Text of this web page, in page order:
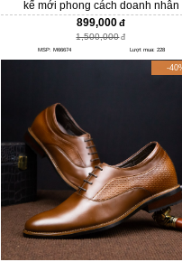
kế mới phong cách doanh nhân
M66674
899,000
1,500,000
MSP: M66674 Lượt mua: 228
-